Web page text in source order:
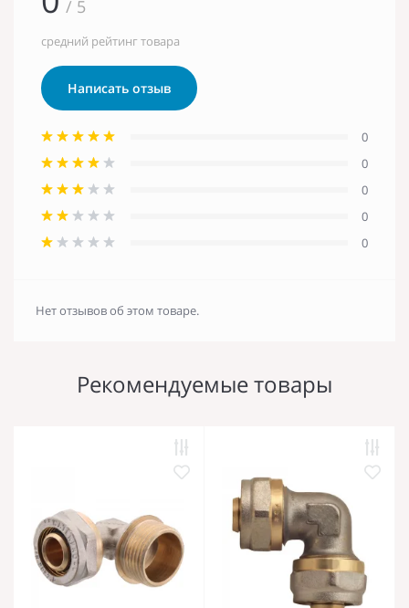
/ 5
средний рейтинг товара
Написать отзыв
0
0
0
0
0
Нет отзывов об этом товаре.
Рекомендуемые товары